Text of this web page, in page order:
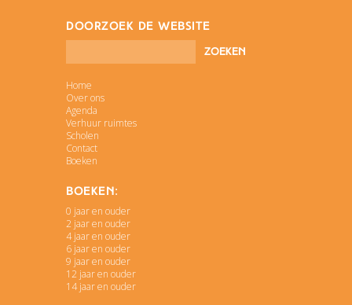
doorzoek de website
Home
Over ons
Agenda
Verhuur ruimtes
Scholen
Contact
Boeken
Boeken:
0 jaar en ouder
2 jaar en ouder
4 jaar en ouder
6 jaar en ouder
9 jaar en ouder
12 jaar en ouder
14 jaar en ouder